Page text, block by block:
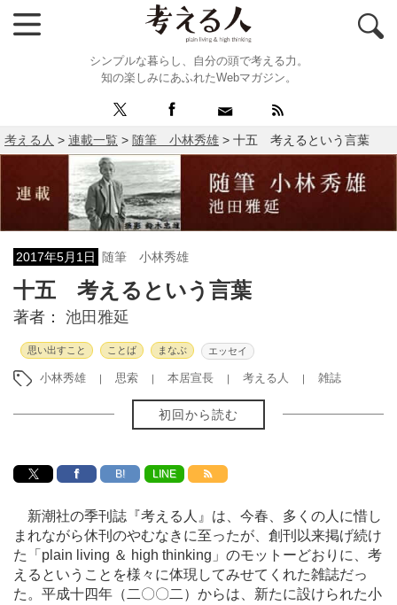
シンプルな暮らし、自分の頭で考える力。
知の楽しみにあふれたWebマガジン。
考える人 > 連載一覧 > 随筆 小林秀雄 > 十五 考えるという言葉
2017年5月1日 随筆 小林秀雄
十五 考えるという言葉
著者： 池田雅延
思い出すこと ことば まなぶ エッセイ
小林秀雄 思索 本居宣長 考える人 雑誌
初回から読む
B! LINE
新潮社の季刊誌『考える人』は、今春、多くの人に惜し
まれながら休刊のやむなきに至ったが、創刊以来掲げ続け
た「plain living ＆ high thinking」のモットーどおりに、考
えるということを様々に体現してみせてくれた雑誌だっ
た。平成十四年（二〇〇二）からは、新たに設けられた小